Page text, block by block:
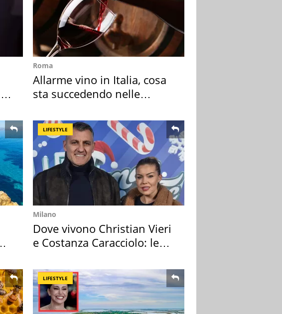
Roma
Allarme vino in Italia, cosa
sta succedendo nelle
LIFESTYLE
Milano
Dove vivono Christian Vieri
e Costanza Caracciolo: le
LIFESTYLE